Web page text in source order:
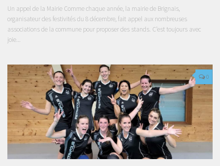
Un appel de la Mairie Comme chaque année, la mairie de Brignais,
organisateur des festivités du 8 décembre, fait appel aux nombreuses
associations de la commune pour proposer des stands. C’est toujours avec
joie...
0